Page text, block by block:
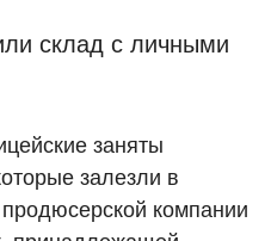
склад с личными
заняты
залезли в
компании